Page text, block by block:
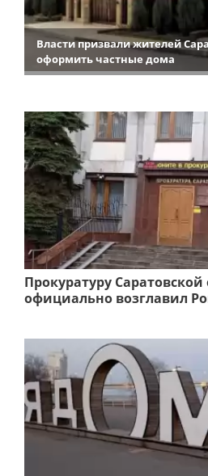
Власти призвали жителей
оформить частные дома
Прокуратуру Саратовской
официально возглавил